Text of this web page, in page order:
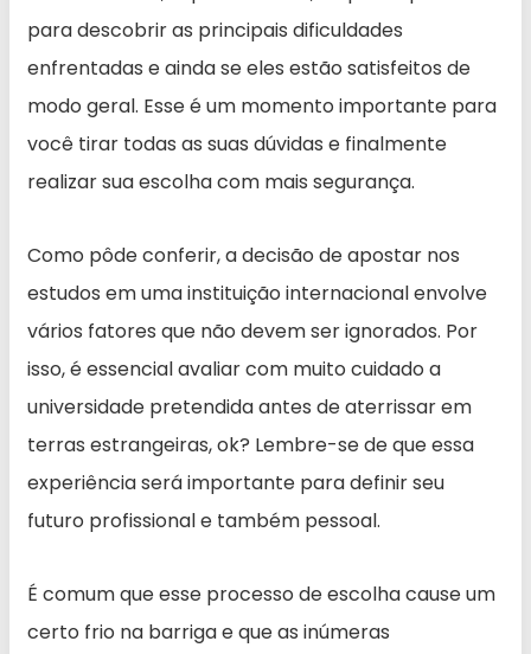
para descobrir as principais dificuldades
enfrentadas e ainda se eles estão satisfeitos de
modo geral. Esse é um momento importante para
você tirar todas as suas dúvidas e finalmente
realizar sua escolha com mais segurança.
Como pôde conferir, a decisão de apostar nos
estudos em uma instituição internacional envolve
vários fatores que não devem ser ignorados. Por
isso, é essencial avaliar com muito cuidado a
universidade pretendida antes de aterrissar em
terras estrangeiras, ok? Lembre-se de que essa
experiência será importante para definir seu
futuro profissional e também pessoal.
É comum que esse processo de escolha cause um
certo frio na barriga e que as inúmeras